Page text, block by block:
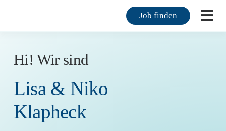
springen
Job finden
Hi! Wir sind
Lisa & Niko
Klapheck